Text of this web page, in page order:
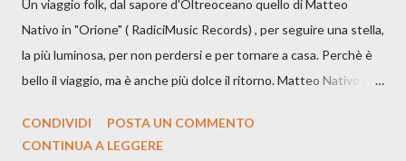
Un viaggio folk, dal sapore d'Oltreoceano quello di Matteo
Nativo in "Orione" ( RadiciMusic Records) , per seguire una stella,
la più luminosa, per non perdersi e per tornare a casa. Perchè è
bello il viaggio, ma è anche più dolce il ritorno. Matteo Nativo per
indubbiamente matura e consapevole oltre che con ottimi
CONDIVIDI
POSTA UN COMMENTO
CONTINUA A LEGGERE